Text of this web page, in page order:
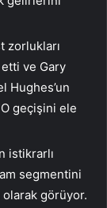
zorlukları
ve Gary
Hughes’un
geçişini ele
istikrarlı
segmentini
görüyor.